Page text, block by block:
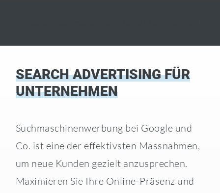
SEARCH ADVERTISING FÜR
UNTERNEHMEN
Suchmaschinenwerbung bei Google und
Co. ist eine der effektivsten Massnahmen,
um neue Kunden gezielt anzusprechen.
Maximieren Sie Ihre Online-Präsenz und